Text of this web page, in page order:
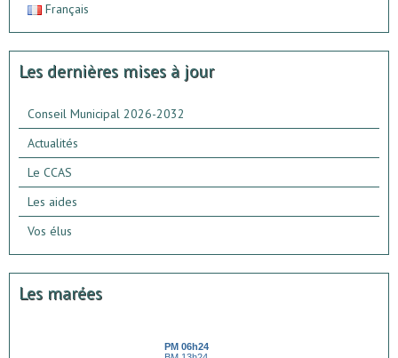
Français
Les dernières mises à jour
Conseil Municipal 2026-2032
Actualités
Le CCAS
Les aides
Vos élus
Les marées